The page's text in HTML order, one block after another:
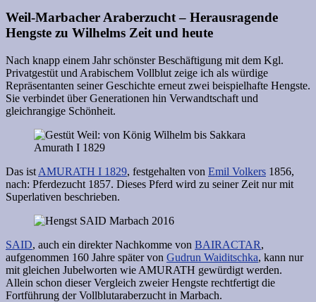
Weil-Marbacher Araberzucht – Herausragende
Hengste zu Wilhelms Zeit und heute
Nach knapp einem Jahr schönster Beschäftigung mit dem Kgl.
Privatgestüt und Arabischem Vollblut zeige ich als würdige
Repräsentanten seiner Geschichte erneut zwei beispielhafte Hengste.
Sie verbindet über Generationen hin Verwandtschaft und
gleichrangige Schönheit.
Das ist AMURATH I 1829, festgehalten von Emil Volkers 1856,
nach: Pferdezucht 1857. Dieses Pferd wird zu seiner Zeit nur mit
Superlativen beschrieben.
SAID, auch ein direkter Nachkomme von BAIRACTAR,
aufgenommen 160 Jahre später von Gudrun Waiditschka, kann nur
mit gleichen Jubelworten wie AMURATH gewürdigt werden.
Allein schon dieser Vergleich zweier Hengste rechtfertigt die
Fortführung der Vollblutaraberzucht in Marbach.